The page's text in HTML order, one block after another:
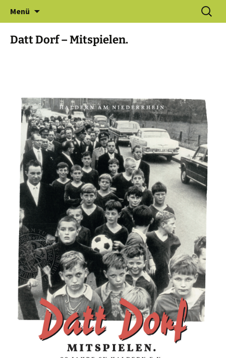
Gewerbeverein Haldern e.V.
Menü
Suchen
nach:
Datt Dorf – Mitspielen.